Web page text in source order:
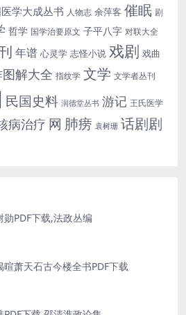
学大成丛书 人物志 余萍客 催眠 剧
哲学 国学治要原文 子平八字 对联大全
年谱 心灵学 志怪小说 戏剧 戏曲
解大全 指纹学 文学 文学者丛刊
民国史料 润德堂丛书 游记 王氏医学
病治疗 网 肺痨 袁树珊 话剧剧
勋PDF下载,法政丛编
暄萧天石古今楼全书PDF下载